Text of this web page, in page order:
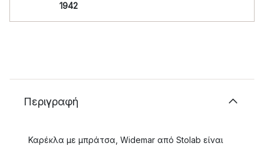
1942
Περιγραφή
Καρέκλα με μπράτσα, Widemar από Stolab είναι